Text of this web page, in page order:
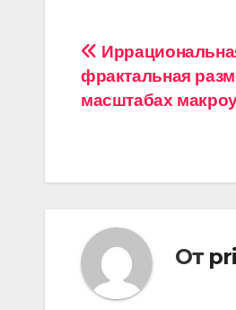
Навигация
по
фрактальная
масштабах
От